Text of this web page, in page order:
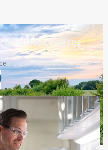
landbrug er i gang